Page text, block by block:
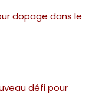
dopage dans le
défi pour